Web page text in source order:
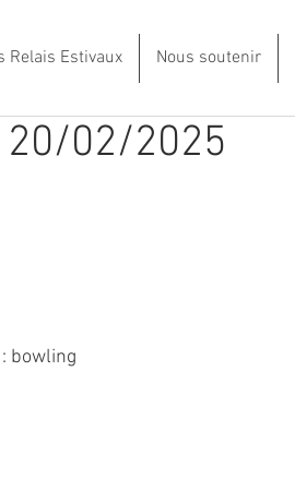
Relais Estivaux Nous soutenir
02/2025
bowling